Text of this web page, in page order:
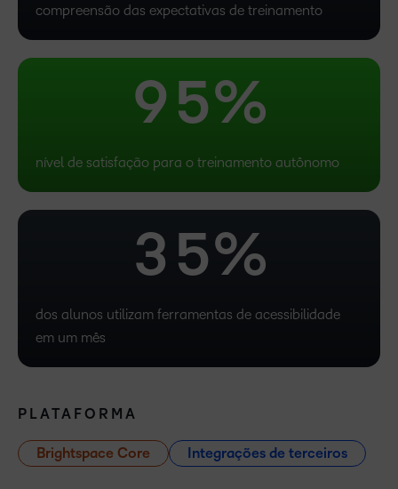
compreensão das expectativas de treinamento
8
9
4
5%
nível de satisfação para o treinamento autônomo
–
0
1
2
3
1
2
3
4
5%
dos alunos utilizam ferramentas de acessibilidade
em um mês
PLATAFORMA
Brightspace Core Integrações de terceiros